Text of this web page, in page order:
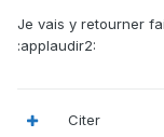
Je vais y retourner
:applaudir2:
Citer